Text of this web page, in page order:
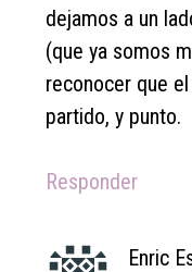
dejamos a un
(que ya somos
reconocer que
partido, y punto.
Responder
Enric